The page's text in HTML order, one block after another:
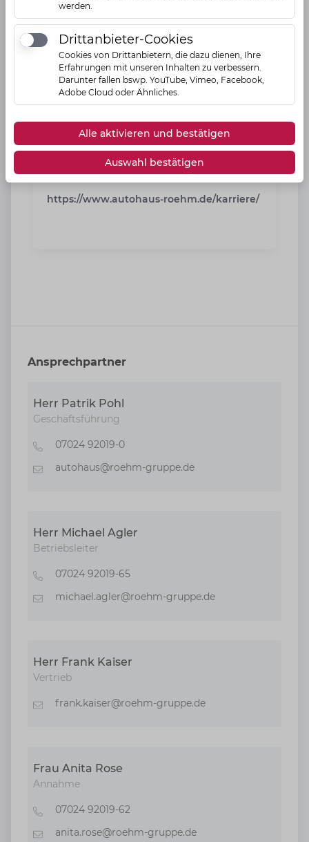
https://www.autohaus-roehm.de/karriere/
Ansprechpartner
Herr Patrik Pohl
Geschäftsführung
Telefon07024 92019-0
E-Mailautohaus@roehm-gruppe.de
Herr Michael Agler
Betriebsleiter
Telefon07024 92019-65
E-Mailmichael.agler@roehm-gruppe.de
Herr Frank Kaiser
Vertrieb
E-Mailfrank.kaiser@roehm-gruppe.de
Frau Anita Rose
Annahme
Telefon07024 92019-62
E-Mailanita.rose@roehm-gruppe.de
werden.
Drittanbieter-Cookies
Drittanbieter-Cookies
Cookies von Drittanbietern, die dazu dienen, Ihre
Erfahrungen mit unseren Inhalten zu verbessern.
Darunter fallen bswp. YouTube, Vimeo, Facebook,
Adobe Cloud oder Ähnliches.
Alle aktivieren und bestätigen
Auswahl bestätigen